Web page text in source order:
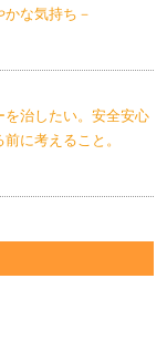
な気持ち－
を治したい。安全安心
に考えること。